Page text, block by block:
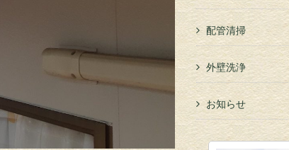
配管清掃
外壁洗浄
お知らせ